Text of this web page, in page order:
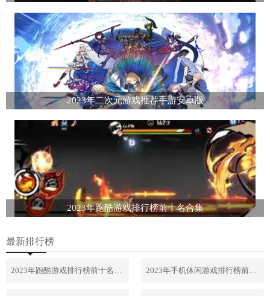
2023年二次元游戏推荐手游安卓版
2023年跑酷游戏排行榜前十名合集
最新排行榜
2023年跑酷游戏排行榜前十名合集 2023年手机休闲游戏排行榜前十名